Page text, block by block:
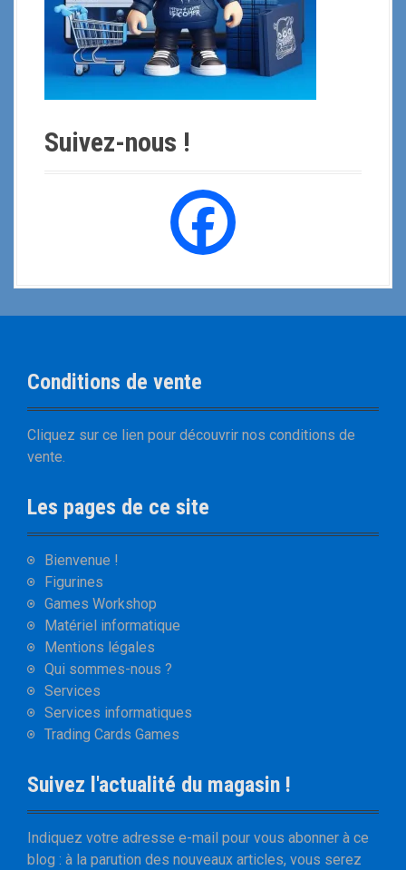
Suivez-nous !
Conditions de vente
Cliquez sur ce lien pour découvrir nos conditions de
vente.
Les pages de ce site
Bienvenue !
Figurines
Games Workshop
Matériel informatique
Mentions légales
Qui sommes-nous ?
Services
Services informatiques
Trading Cards Games
Suivez l'actualité du magasin !
Indiquez votre adresse e-mail pour vous abonner à ce
blog : à la parution des nouveaux articles, vous serez